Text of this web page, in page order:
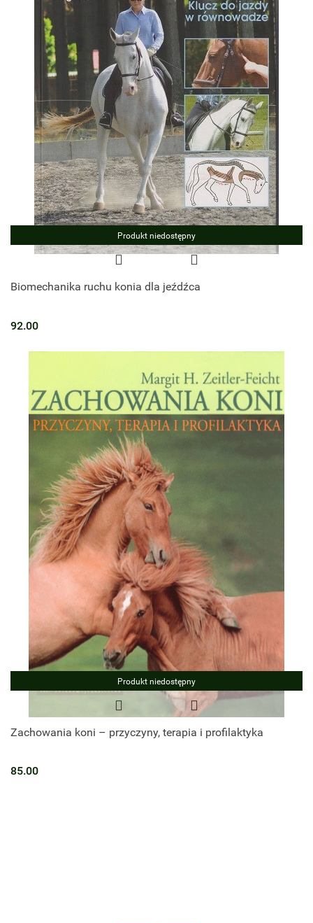
Produkt niedostępny
Biomechanika ruchu konia dla jeźdźca
92.00
Produkt niedostępny
Zachowania koni – przyczyny, terapia i profilaktyka
85.00